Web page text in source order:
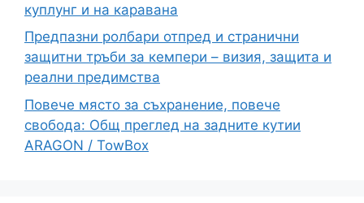
куплунг и на каравана
Предпазни ролбари отпред и странични
защитни тръби за кемпери – визия, защита и
реални предимства
Повече място за съхранение, повече
свобода: Общ преглед на задните кутии
ARAGON / TowBox